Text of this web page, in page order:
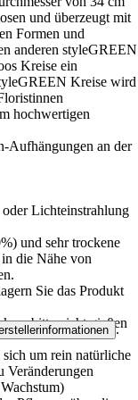
und überzeugt mit
Formen und
anderen styleGREEN
Kreise ein
Kreise wird
hochwertigen
Aufhängungen an der
oder Lichteinstrahlung
und sehr trockene
die Nähe von
Sie das Produkt
bitte nicht gießen
um rein natürliche
Veränderungen
.